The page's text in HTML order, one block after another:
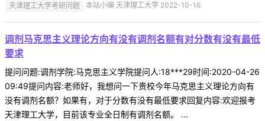
天津理工大学考研问题 本站小编 天津理工大学 2022-10-16
调剂马克思主义理论方向有没有调剂名额有对分数有没有最低
要求
提问问题:调剂学院:马克思主义学院提问人:18***29时间:2020-04-26
09:49提问内容:老师好，我想问一下贵校今年马克思主义理论方向有
没有调剂名额？如果有，对于分数有没有最低要求回复内容:欢迎报考
天津理工大学，目前该专业全日制有调剂名额。 ...